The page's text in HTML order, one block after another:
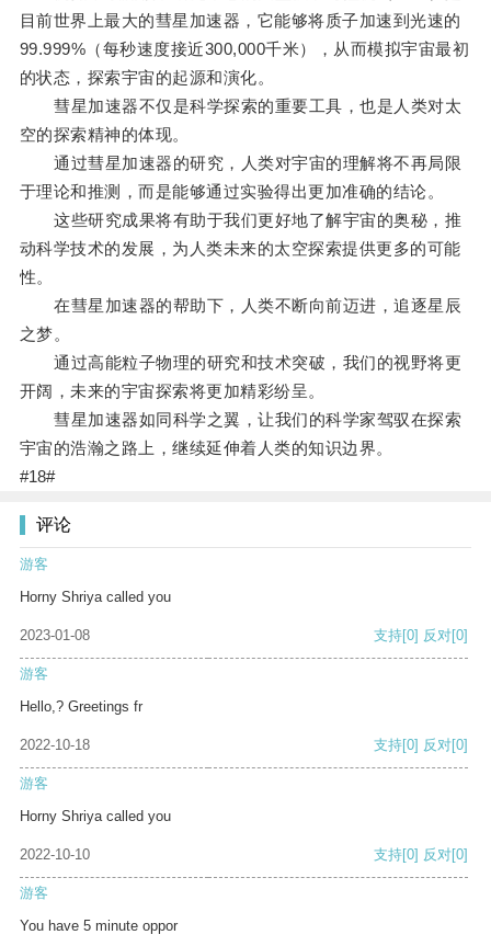
目前世界上最大的彗星加速器，它能够将质子加速到光速的
99.999%（每秒速度接近300,000千米），从而模拟宇宙最初
的状态，探索宇宙的起源和演化。
彗星加速器不仅是科学探索的重要工具，也是人类对太
空的探索精神的体现。
通过彗星加速器的研究，人类对宇宙的理解将不再局限
于理论和推测，而是能够通过实验得出更加准确的结论。
这些研究成果将有助于我们更好地了解宇宙的奥秘，推
动科学技术的发展，为人类未来的太空探索提供更多的可能
性。
在彗星加速器的帮助下，人类不断向前迈进，追逐星辰
之梦。
通过高能粒子物理的研究和技术突破，我们的视野将更
开阔，未来的宇宙探索将更加精彩纷呈。
彗星加速器如同科学之翼，让我们的科学家驾驭在探索
宇宙的浩瀚之路上，继续延伸着人类的知识边界。
#18#
评论
游客
Horny Shriya called you
2023-01-08 支持[0] 反对[0]
游客
Hello,? Greetings fr
2022-10-18 支持[0] 反对[0]
游客
Horny Shriya called you
2022-10-10 支持[0] 反对[0]
游客
You have 5 minute oppor